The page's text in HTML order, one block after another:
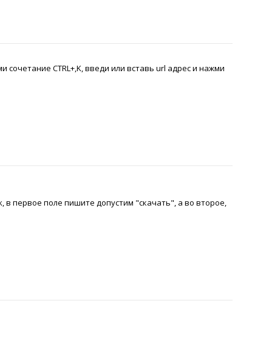
CTRL+,K, введи или вставь url адрес и нажми
в первое поле пишите допустим "скачать", а во второе,